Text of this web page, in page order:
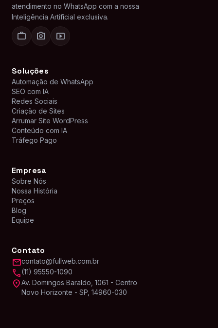
atendimento no WhatsApp com a nossa
Inteligência Artificial exclusiva.
work photo_camera smart_display
Soluções
Automação de WhatsApp
SEO com IA
Redes Sociais
Criação de Sites
Arrumar Site WordPress
Conteúdo com IA
Tráfego Pago
Empresa
Sobre Nós
Nossa História
Preços
Blog
Equipe
Contato
mailcontato@fullweb.com.br
call(11) 95550-1090
location_onAv. Domingos Baraldo, 1061 - Centro
Novo Horizonte - SP, 14960-030